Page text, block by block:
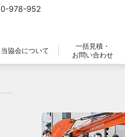
当協会について
一括見積・
お問い合わせ